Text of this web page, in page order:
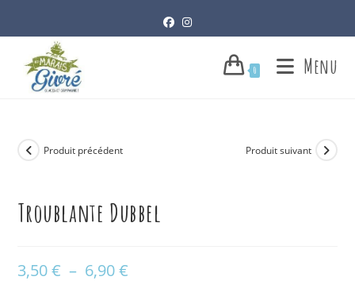
0 Menu
Produit précédent Produit suivant
Troublante Dubbel
3,50€ – 6,90€